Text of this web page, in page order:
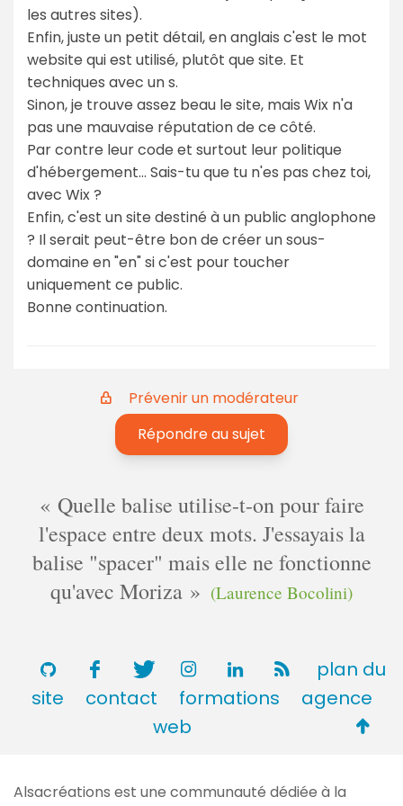
les autres sites).
Enfin, juste un petit détail, en anglais c'est le mot
website qui est utilisé, plutôt que site. Et
techniques avec un s.
Sinon, je trouve assez beau le site, mais Wix n'a
pas une mauvaise réputation de ce côté.
Par contre leur code et surtout leur politique
d'hébergement... Sais-tu que tu n'es pas chez toi,
avec Wix ?
Enfin, c'est un site destiné à un public anglophone
? Il serait peut-être bon de créer un sous-
domaine en "en" si c'est pour toucher
uniquement ce public.
Bonne continuation.
Prévenir un modérateur
Répondre au sujet
Quelle balise utilise-t-on pour faire
l'espace entre deux mots. J'essayais la
balise "spacer" mais elle ne fonctionne
qu'avec Moriza
(Laurence Bocolini)
plan du
site
contact formations
agence
web
Alsacréations est une communauté dédiée à la